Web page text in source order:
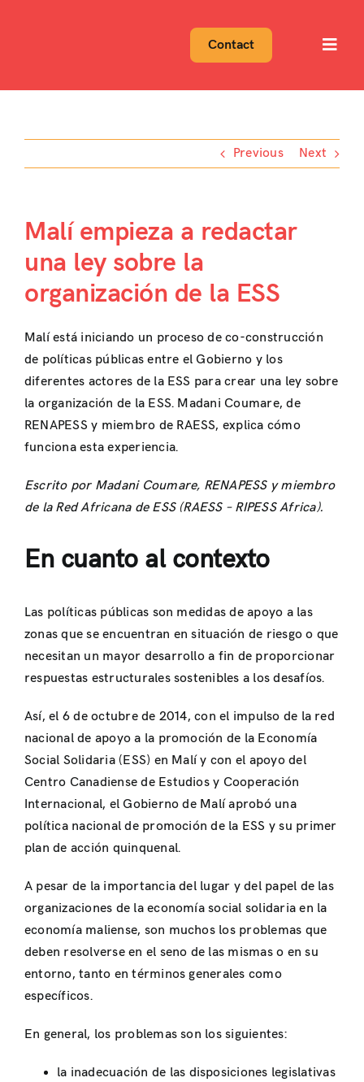
Contact
Previous Next
Malí empieza a redactar
una ley sobre la
organización de la ESS
Malí está iniciando un proceso de co-construcción
de políticas públicas entre el Gobierno y los
diferentes actores de la ESS para crear una ley sobre
la organización de la ESS. Madani Coumare, de
RENAPESS y miembro de RAESS, explica cómo
funciona esta experiencia.
Escrito por Madani Coumare, RENAPESS y miembro
de la Red Africana de ESS (RAESS – RIPESS Africa).
En cuanto al contexto
Las políticas públicas son medidas de apoyo a las
zonas que se encuentran en situación de riesgo o que
necesitan un mayor desarrollo a fin de proporcionar
respuestas estructurales sostenibles a los desafíos.
Así, el 6 de octubre de 2014, con el impulso de la red
nacional de apoyo a la promoción de la Economía
Social Solidaria (ESS) en Malí y con el apoyo del
Centro Canadiense de Estudios y Cooperación
Internacional, el Gobierno de Malí aprobó una
política nacional de promoción de la ESS y su primer
plan de acción quinquenal.
A pesar de la importancia del lugar y del papel de las
organizaciones de la economía social solidaria en la
economía maliense, son muchos los problemas que
deben resolverse en el seno de las mismas o en su
entorno, tanto en términos generales como
específicos.
En general, los problemas son los siguientes:
la inadecuación de las disposiciones legislativas